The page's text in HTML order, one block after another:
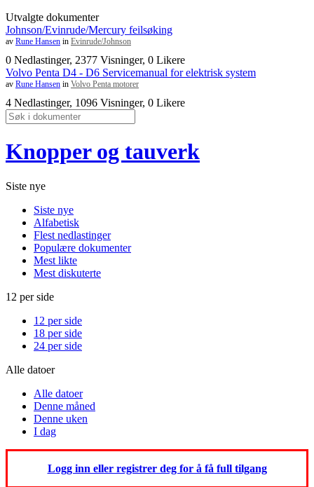
Utvalgte dokumenter
Johnson/Evinrude/Mercury feilsøking
av Rune Hansen in Evinrude/Johnson
0 Nedlastinger, 2377 Visninger, 0 Likere
Volvo Penta D4 - D6 Servicemanual for elektrisk system
av Rune Hansen in Volvo Penta motorer
4 Nedlastinger, 1096 Visninger, 0 Likere
Knopper og tauverk
Siste nye
Siste nye
Alfabetisk
Flest nedlastinger
Populære dokumenter
Mest likte
Mest diskuterte
12 per side
12 per side
18 per side
24 per side
Alle datoer
Alle datoer
Denne måned
Denne uken
I dag
Logg inn eller registrer deg for å få full tilgang